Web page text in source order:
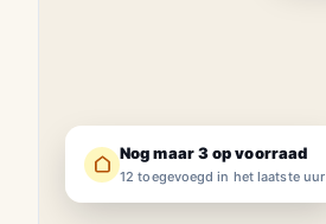
Nog maar 3 op voorraad
12 toegevoegd in het laatste uur